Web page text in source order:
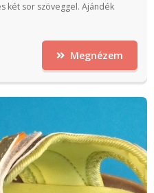
két sor szöveggel. Ajándék
Megnézem